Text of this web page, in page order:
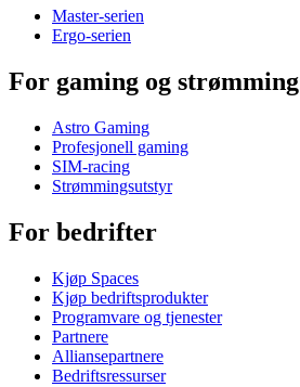
Master-serien
Ergo-serien
For gaming og strømming
Astro Gaming
Profesjonell gaming
SIM-racing
Strømmingsutstyr
For bedrifter
Kjøp Spaces
Kjøp bedriftsprodukter
Programvare og tjenester
Partnere
Alliansepartnere
Bedriftsressurser